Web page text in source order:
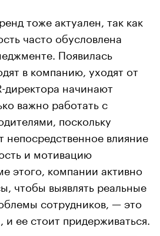
тоже актуален, так как
часто обусловлена
Появилась
в компанию, уходят от
директора начинают
важно работать с
поскольку
влияние
и мотивацию
этого, компании активно
чтобы выявлять реальные
сотрудников, — это
ее стоит придерживаться.